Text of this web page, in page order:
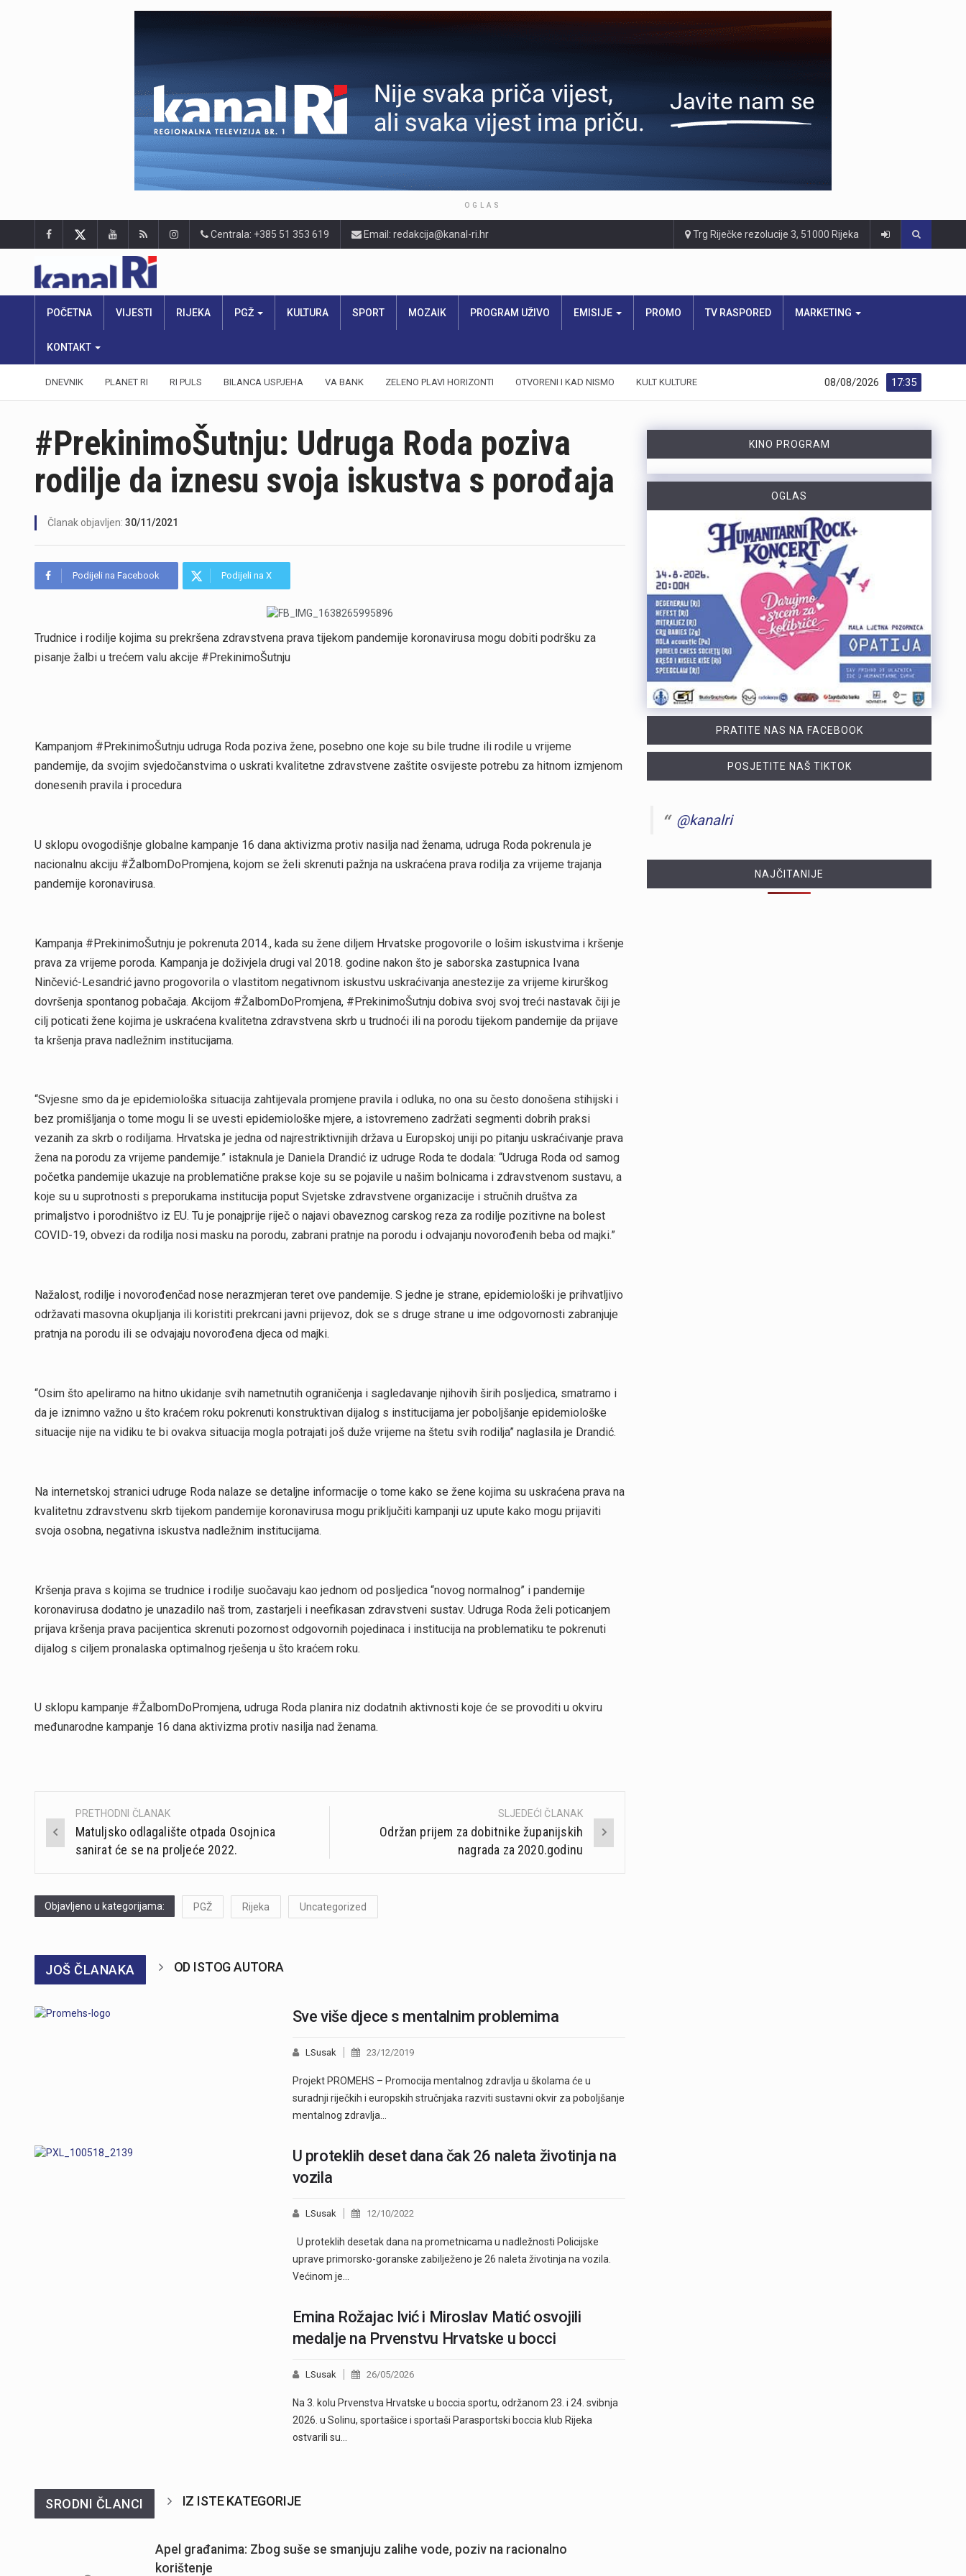
OGLAS
Centrala: +385 51 353 619 Email: redakcija@kanal-ri.hr Trg Riječke rezolucije 3, 51000 Rijeka
POČETNA VIJESTI RIJEKA PGŽ KULTURA SPORT MOZAIK PROGRAM UŽIVO EMISIJE PROMO TV RASPORED MARKETING
KONTAKT
DNEVNIK PLANET RI RI PULS BILANCA USPJEHA VA BANK ZELENO PLAVI HORIZONTI OTVORENI I KAD NISMO KULT KULTURE 17:35
08/08/2026
#PrekinimoŠutnju: Udruga Roda poziva
rodilje da iznesu svoja iskustva s porođaja
Članak objavljen: 30/11/2021
Podijeli na Facebook Podijeli na X
Trudnice i rodilje kojima su prekršena zdravstvena prava tijekom pandemije koronavirusa mogu dobiti podršku za
pisanje žalbi u trećem valu akcije #PrekinimoŠutnju
Kampanjom #PrekinimoŠutnju udruga Roda poziva žene, posebno one koje su bile trudne ili rodile u vrijeme
pandemije, da svojim svjedočanstvima o uskrati kvalitetne zdravstvene zaštite osvijeste potrebu za hitnom izmjenom
donesenih pravila i procedura
U sklopu ovogodišnje globalne kampanje 16 dana aktivizma protiv nasilja nad ženama, udruga Roda pokrenula je
nacionalnu akciju #ŽalbomDoPromjena, kojom se želi skrenuti pažnja na uskraćena prava rodilja za vrijeme trajanja
pandemije koronavirusa.
Kampanja #PrekinimoŠutnju je pokrenuta 2014., kada su žene diljem Hrvatske progovorile o lošim iskustvima i kršenje
prava za vrijeme poroda. Kampanja je doživjela drugi val 2018. godine nakon što je saborska zastupnica Ivana
Ninčević-Lesandrić javno progovorila o vlastitom negativnom iskustvu uskraćivanja anestezije za vrijeme kirurškog
dovršenja spontanog pobačaja. Akcijom #ŽalbomDoPromjena, #PrekinimoŠutnju dobiva svoj svoj treći nastavak čiji je
cilj poticati žene kojima je uskraćena kvalitetna zdravstvena skrb u trudnoći ili na porodu tijekom pandemije da prijave
ta kršenja prava nadležnim institucijama.
“Svjesne smo da je epidemiološka situacija zahtijevala promjene pravila i odluka, no ona su često donošena stihijski i
bez promišljanja o tome mogu li se uvesti epidemiološke mjere, a istovremeno zadržati segmenti dobrih praksi
vezanih za skrb o rodiljama. Hrvatska je jedna od najrestriktivnijih država u Europskoj uniji po pitanju uskraćivanje prava
žena na porodu za vrijeme pandemije.” istaknula je Daniela Drandić iz udruge Roda te dodala: “Udruga Roda od samog
početka pandemije ukazuje na problematične prakse koje su se pojavile u našim bolnicama i zdravstvenom sustavu, a
koje su u suprotnosti s preporukama institucija poput Svjetske zdravstvene organizacije i stručnih društva za
primaljstvo i porodništvo iz EU. Tu je ponajprije riječ o najavi obaveznog carskog reza za rodilje pozitivne na bolest
COVID-19, obvezi da rodilja nosi masku na porodu, zabrani pratnje na porodu i odvajanju novorođenih beba od majki.”
Nažalost, rodilje i novorođenčad nose nerazmjeran teret ove pandemije. S jedne je strane, epidemiološki je prihvatljivo
održavati masovna okupljanja ili koristiti prekrcani javni prijevoz, dok se s druge strane u ime odgovornosti zabranjuje
pratnja na porodu ili se odvajaju novorođena djeca od majki.
“Osim što apeliramo na hitno ukidanje svih nametnutih ograničenja i sagledavanje njihovih širih posljedica, smatramo i
da je iznimno važno u što kraćem roku pokrenuti konstruktivan dijalog s institucijama jer poboljšanje epidemiološke
situacije nije na vidiku te bi ovakva situacija mogla potrajati još duže vrijeme na štetu svih rodilja” naglasila je Drandić.
Na internetskoj stranici udruge Roda nalaze se detaljne informacije o tome kako se žene kojima su uskraćena prava na
kvalitetnu zdravstvenu skrb tijekom pandemije koronavirusa mogu priključiti kampanji uz upute kako mogu prijaviti
svoja osobna, negativna iskustva nadležnim institucijama.
Kršenja prava s kojima se trudnice i rodilje suočavaju kao jednom od posljedica “novog normalnog” i pandemije
koronavirusa dodatno je unazadilo naš trom, zastarjeli i neefikasan zdravstveni sustav. Udruga Roda želi poticanjem
prijava kršenja prava pacijentica skrenuti pozornost odgovornih pojedinaca i institucija na problematiku te pokrenuti
dijalog s ciljem pronalaska optimalnog rješenja u što kraćem roku.
U sklopu kampanje #ŽalbomDoPromjena, udruga Roda planira niz dodatnih aktivnosti koje će se provoditi u okviru
međunarodne kampanje 16 dana aktivizma protiv nasilja nad ženama.
Post
navigation
PRETHODNI ČLANAK
Matuljsko odlagalište otpada Osojnica
sanirat će se na proljeće 2022.
SLJEDEĆI ČLANAK
Održan prijem za dobitnike županijskih
nagrada za 2020.godinu
Objavljeno u kategorijama: PGŽ Rijeka Uncategorized
JOŠ ČLANAKA OD ISTOG AUTORA
Sve više djece s mentalnim problemima
LSusak 23/12/2019
Projekt PROMEHS – Promocija mentalnog zdravlja u školama će u
suradnji riječkih i europskih stručnjaka razviti sustavni okvir za poboljšanje
mentalnog zdravlja…
U proteklih deset dana čak 26 naleta životinja na
vozila
LSusak 12/10/2022
U proteklih desetak dana na prometnicama u nadležnosti Policijske
uprave primorsko-goranske zabilježeno je 26 naleta životinja na vozila.
Većinom je…
Emina Rožajac Ivić i Miroslav Matić osvojili
medalje na Prvenstvu Hrvatske u bocci
LSusak 26/05/2026
Na 3. kolu Prvenstva Hrvatske u boccia sportu, održanom 23. i 24. svibnja
2026. u Solinu, sportašice i sportaši Parasportski boccia klub Rijeka
ostvarili su…
SRODNI ČLANCI IZ ISTE KATEGORIJE
Apel građanima: Zbog suše se smanjuju zalihe vode, poziv na racionalno
korištenje
KINO PROGRAM
OGLAS
PRATITE NAS NA FACEBOOK
POSJETITE NAŠ TIKTOK
@kanalri
NAJČITANIJE